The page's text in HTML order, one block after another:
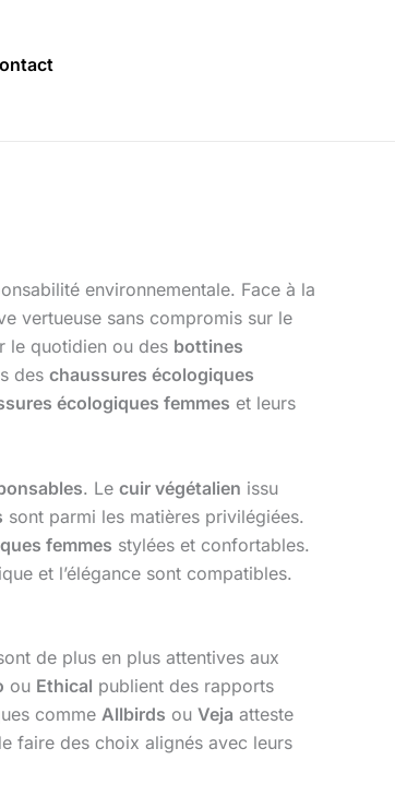
environnementale. Face à la
vertueuse sans compromis sur le
le quotidien ou des bottines
des chaussures écologiques
écologiques femmes et leurs
. Le cuir végétalien issu
sont parmi les matières privilégiées.
femmes stylées et confortables.
et l’élégance sont compatibles.
de plus en plus attentives aux
ou Ethical publient des rapports
comme Allbirds ou Veja atteste
faire des choix alignés avec leurs